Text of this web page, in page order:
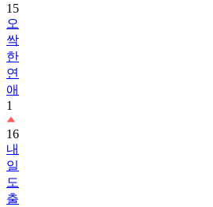
15
오
싹
한
연
애
1
16
내
일
도
출